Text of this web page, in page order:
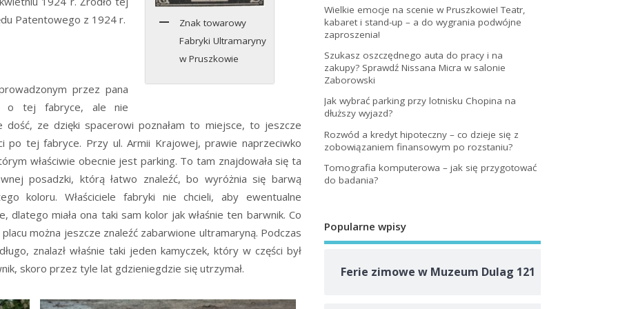
Znak towarowy
Fabryki Ultramaryny
w Pruszkowie
Patentowego z 1924 r.
przez pana
o tej fabryce, ale nie
dość, ze dzięki spacerowi poznałam to miejsce, to jeszcze
po tej fabryce. Przy ul. Armii Krajowej, prawie naprzeciwko
właściwie obecnie jest parking. To tam znajdowała się ta
posadzki, którą łatwo znaleźć, bo wyróżnia się barwą
koloru. Właściciele fabryki nie chcieli, aby ewentualne
dlatego miała ona taki sam kolor jak właśnie ten barwnik. Co
można jeszcze znaleźć zabarwione ultramaryną. Podczas
znalazł właśnie taki jeden kamyczek, który w części był
skoro przez tyle lat gdzieniegdzie się utrzymał.
Wielkie emocje na scenie w Pruszkowie! Teatr,
kabaret i stand-up – a do wygrania podwójne
zaproszenia!
Szukasz oszczędnego auta do pracy i na
zakupy? Sprawdź Nissana Micra w salonie
Zaborowski
Jak wybrać parking przy lotnisku Chopina na
dłuższy wyjazd?
Rozwód a kredyt hipoteczny – co dzieje się z
zobowiązaniem finansowym po rozstaniu?
Tomografia komputerowa – jak się przygotować
do badania?
Popularne wpisy
Ferie zimowe w Muzeum Dulag 121